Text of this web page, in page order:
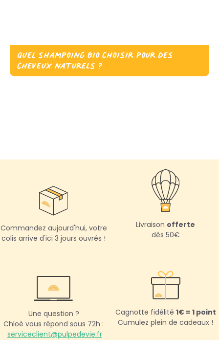
Quel shampoing bio choisir pour des
cheveux naturels ?
Commandez aujourd'hui, votre
colis arrive d'ici 3 jours ouvrés !
Livraison offerte
dès 50€
Une question ?
Chloé vous répond sous 72h :
serviceclient@pulpedevie.fr
Cagnotte fidélité 1€ = 1 point
Cumulez plein de cadeaux !